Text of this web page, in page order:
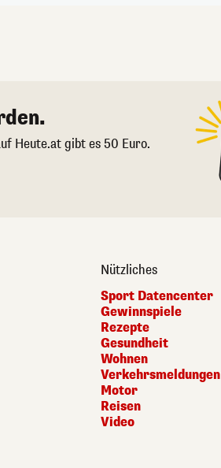
Heute.at gibt es 50 Euro.
Nützliches
Sport Datencenter
Gewinnspiele
Rezepte
Gesundheit
Wohnen
Verkehrsmeldungen
Motor
Reisen
Video